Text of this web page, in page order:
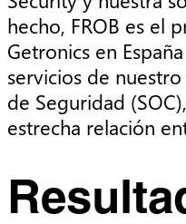
hecho, FROB es el
Getronics en
servicios de
de Seguridad
estrecha relación